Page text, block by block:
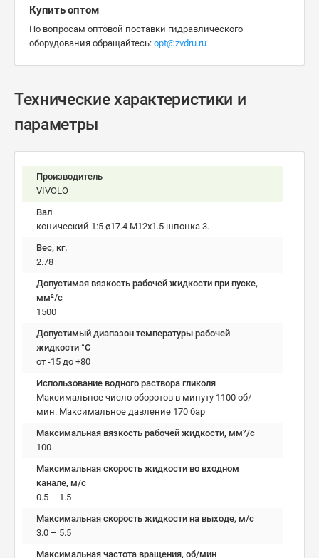
Купить оптом
По вопросам оптовой поставки гидравлического
оборудования обращайтесь: opt@zvdru.ru
Технические характеристики и
параметры
Производитель
VIVOLO
Вал
конический 1:5 ø17.4 M12x1.5 шпонка 3.
Вес, кг.
2.78
Допустимая вязкость рабочей жидкости при пуске,
мм²/c
1500
Допустимый диапазон температуры рабочей
жидкости °C
от -15 до +80
Использование водного раствора гликоля
Максимальное число оборотов в минуту 1100 об/
мин. Максимальное давление 170 бар
Максимальная вязкость рабочей жидкости, мм²/c
100
Максимальная скорость жидкости во входном
канале, м/с
0.5 – 1.5
Максимальная скорость жидкости на выходе, м/с
3.0 – 5.5
Максимальная частота вращения, об/мин